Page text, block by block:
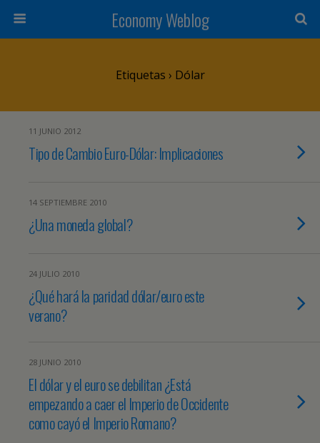
Economy Weblog
Etiquetas › Dólar
11 JUNIO 2012
Tipo de Cambio Euro-Dólar: Implicaciones
14 SEPTIEMBRE 2010
¿Una moneda global?
24 JULIO 2010
¿Qué hará la paridad dólar/euro este
verano?
28 JUNIO 2010
El dólar y el euro se debilitan ¿Está
empezando a caer el Imperio de Occidente
como cayó el Imperio Romano?